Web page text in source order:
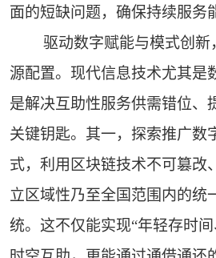
面的短缺问题，确保持续服务
驱动数字赋能与模式创新
源配置。现代信息技术尤其是
是解决互助性服务供需错位、
关键钥匙。其一，探索推广数
式，利用区块链技术不可篡改
立区域性乃至全国范围内的统
统。这不仅能实现“年轻存时